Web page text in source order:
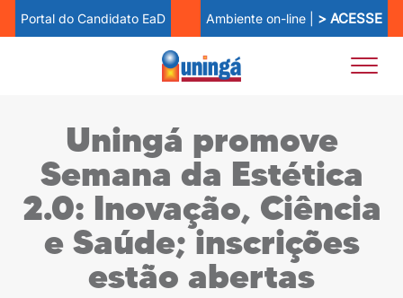
Portal do Candidato EaD Ambiente on-line | > ACESSE
Uningá promove
Semana da Estética
2.0: Inovação, Ciência
e Saúde; inscrições
estão abertas